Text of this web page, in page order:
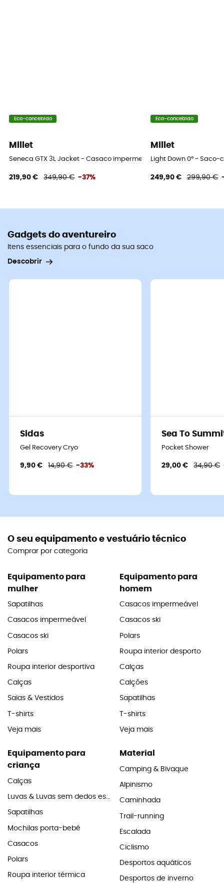
Eco-concebido
Millet
Seneca GTX 3L Jacket - Casaco impermeável homem
219,90 € 349,90 € -37%
Eco-concebido
Millet
Light Down 0° - Saco-
249,90 € 299,90 €
Gadgets do aventureiro
Itens essenciais para o fundo da sua saco
Descobrir
Sidas
Gel Recovery Cryo
9,90 € 14,90 € -33%
Sea To
Pocket Shower
29,00 € 34,90 €
O seu equipamento e vestuário técnico
Comprar por categoria
Equipamento para
mulher
Sapatilhas
Casacos impermeável
Casacos ski
Polars
Roupa interior desportiva
Calças
Saias & Vestidos
T-shirts
Veja mais
Equipamento para
homem
Casacos impermeável
Casacos ski
Polars
Roupa interior desporto
Calças
Calções
Sapatilhas
T-shirts
Veja mais
Equipamento para
criança
Calças
Luvas & Luvas sem dedos esqui
Sapatilhas
Mochilas porta-bebé
Casacos
Polars
Roupa interior térmica
Material
Camping & Bivaque
Alpinismo
Caminhada
Trail-running
Escalada
Ciclismo
Desportos aquáticos
Desportos de inverno